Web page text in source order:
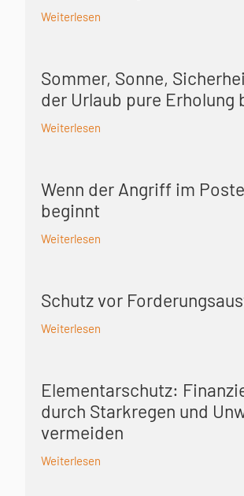
Weiterlesen
Sommer, Sonne,
der Urlaub pure Erholung
Weiterlesen
Wenn der Angriff im
beginnt
Weiterlesen
Schutz vor
Weiterlesen
Elementarschutz:
durch Starkregen und
vermeiden
Weiterlesen